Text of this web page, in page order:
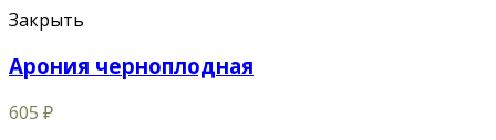
Закрыть
Арония черноплодная
605 ₽